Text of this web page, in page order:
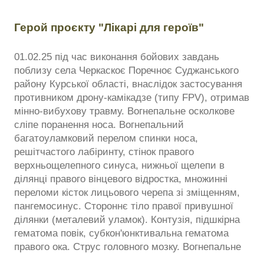
Герой проєкту "Лікарі для героїв"
01.02.25 під час виконання бойових завдань
поблизу села Черкаскоє Поречноє Суджанського
району Курської області, внаслідок застосування
противником дрону-камікадзе (типу FPV), отримав
мінно-вибухову травму. Вогнепальне осколкове
сліпе поранення носа. Вогнепальний
багатоуламковий перелом спинки носа,
решітчастого лабіринту, стінок правого
верхньощелепного синуса, нижньої щелепи в
ділянці правого вінцевого відростка, множинні
переломи кісток лицьового черепа зі зміщенням,
пангемосинус. Стороннє тіло правої привушної
ділянки (металевий уламок). Контузія, підшкірна
гематома повік, субкон'юнктивальна гематома
правого ока. Струс головного мозку. Вогнепальне